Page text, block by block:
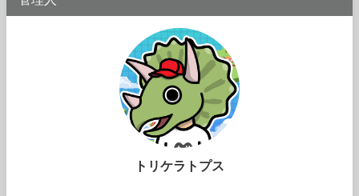
トリケラトプス